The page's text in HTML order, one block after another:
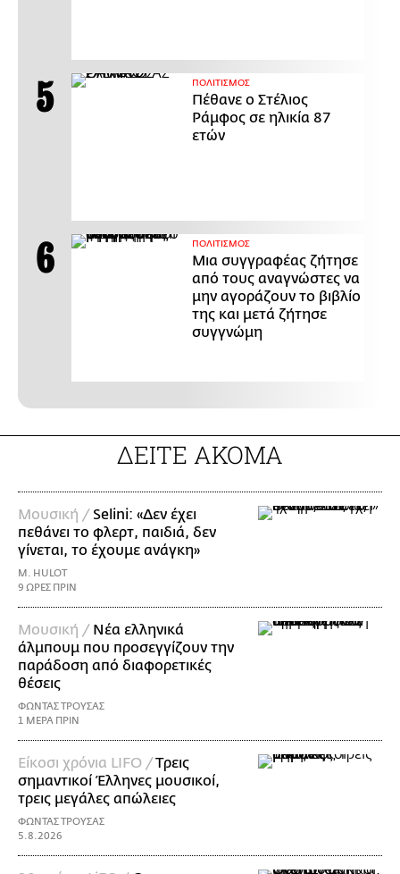
ΠΟΛΙΤΙΣΜΟΣ
Πέθανε ο Στέλιος
Ράμφος σε ηλικία 87
ετών
ΠΟΛΙΤΙΣΜΟΣ
Μια συγγραφέας ζήτησε
από τους αναγνώστες να
μην αγοράζουν το βιβλίο
της και μετά ζήτησε
συγγνώμη
ΔΕΙΤΕ ΑΚΟΜΑ
Μουσική / Selini: «Δεν έχει
πεθάνει το φλερτ, παιδιά, δεν
γίνεται, το έχουμε ανάγκη»
M. HULOT
9 ΩΡΕΣ ΠΡΙΝ
Μουσική / Νέα ελληνικά
άλμπουμ που προσεγγίζουν την
παράδοση από διαφορετικές
θέσεις
ΦΩΝΤΑΣ ΤΡΟΥΣΑΣ
1 ΜΕΡΑ ΠΡΙΝ
Είκοσι χρόνια LIFO /Tρεις
σημαντικοί Έλληνες μουσικοί,
τρεις μεγάλες απώλειες
ΦΩΝΤΑΣ ΤΡΟΥΣΑΣ
5.8.2026